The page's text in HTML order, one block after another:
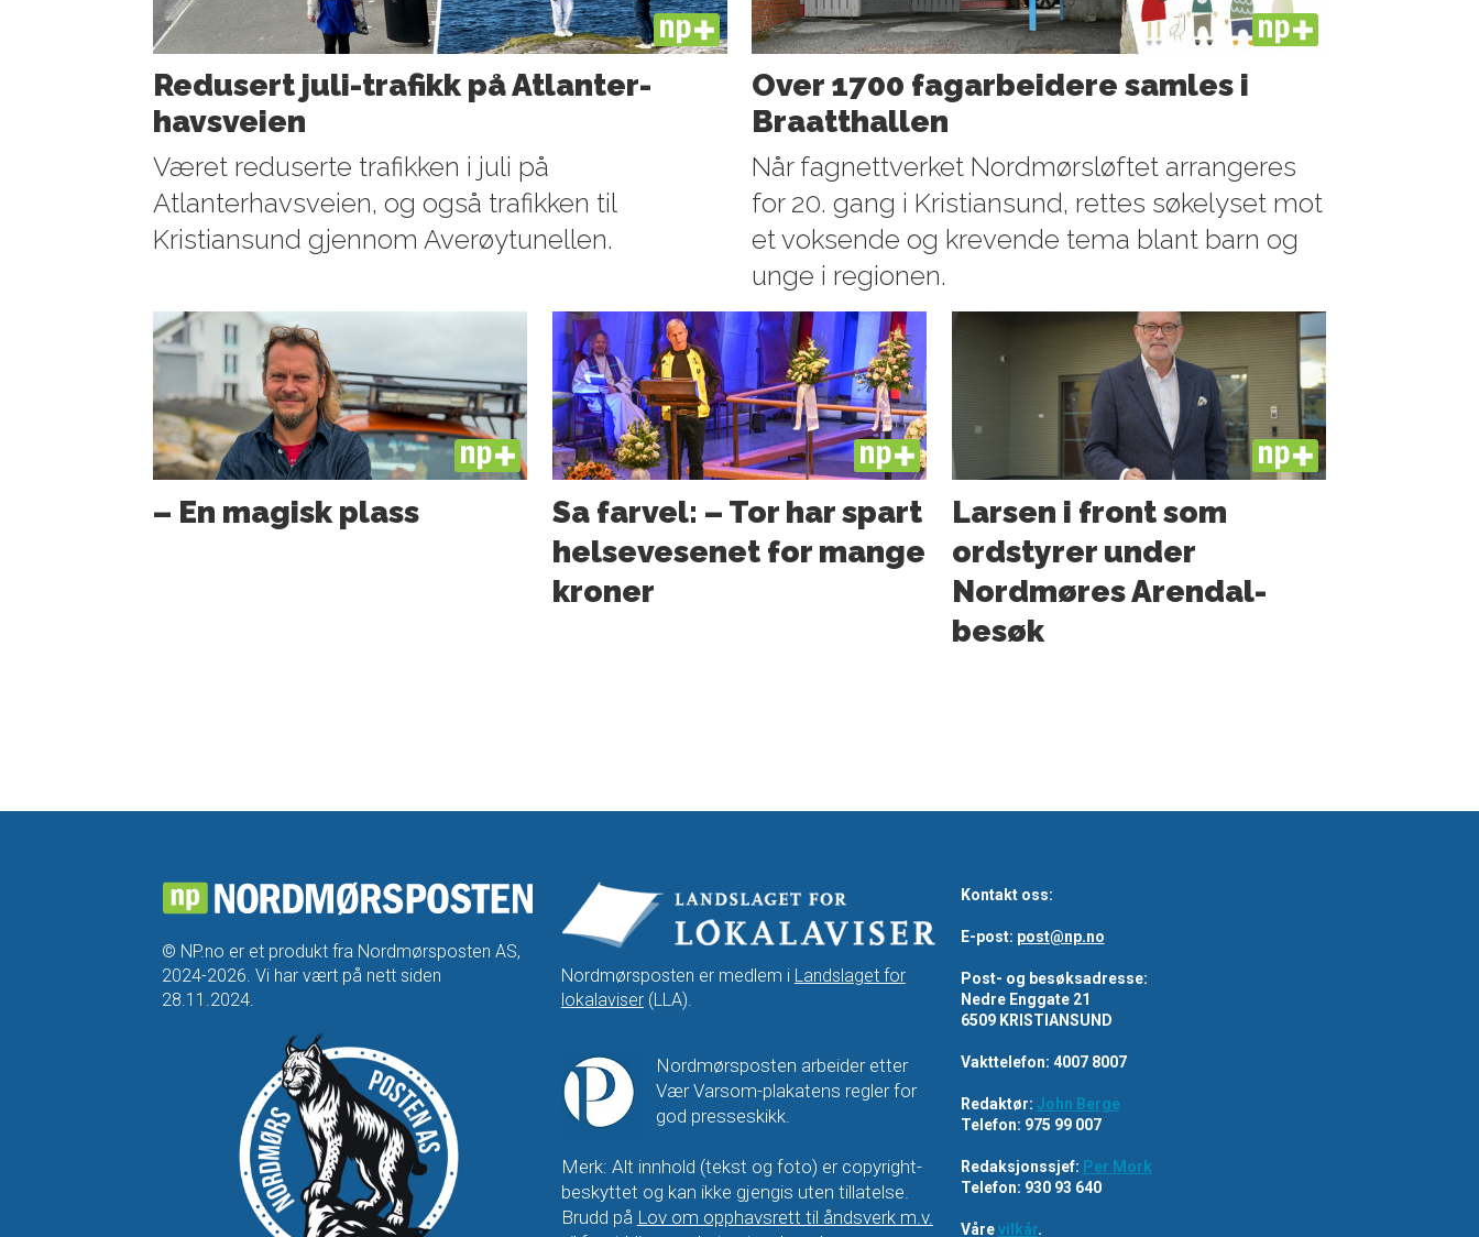
PLUS
Redusert juli-trafikk på Atlanter­
havsveien
Været reduserte trafikken i juli på
Atlanterhavsveien, og også trafikken til
Kristiansund gjennom Averøytunellen.
PLUS
Over 1700 fagarbeidere samles i
Braatthallen
Når fagnettverket Nordmørsløftet arrangeres
for 20. gang i Kristiansund, rettes søkelyset mot
et voksende og krevende tema blant barn og
unge i regionen.
PLUS
– En magisk plass
PLUS
Sa farvel: – Tor har spart
helsevesenet for mange
kroner
PLUS
Larsen i front som
ordstyrer under
Nordmøres Arendal-
besøk
© NP.no er et produkt fra Nordmørsposten AS,
2024-2026. Vi har vært på nett siden
28.11.2024.
Nordmørsposten er medlem i Landslaget for
lokalaviser(LLA).
Nordmørsposten arbeider etter
Vær Varsom-plakatens regler for
god presseskikk.
Merk: Alt innhold (tekst og foto) er copyright-
beskyttet og kan ikke gjengis uten tillatelse.
Brudd på Lov om opphavsrett til åndsverk m.v.
Kontakt oss:
E-post: post@np.no
Post- og besøksadresse:
Nedre Enggate 21
6509 KRISTIANSUND
Vakttelefon: 4007 8007
Redaktør: John Berge
Telefon: 975 99 007
Redaksjonssjef: Per Mork
Telefon: 930 93 640
Vårevilkår.